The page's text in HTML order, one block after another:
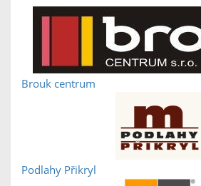
Brouk centrum
Podlahy Přikryl